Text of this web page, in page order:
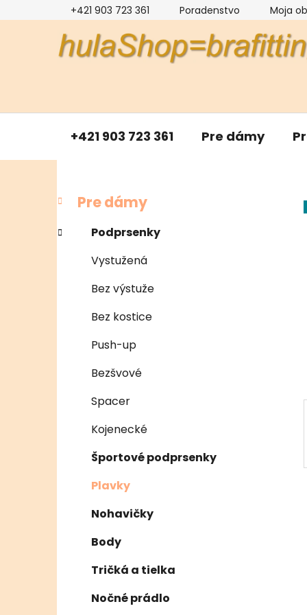
na
+421 903 723 361 Poradenstvo Moja
+421 903 723 361 Pre dámy
B
o
č
Preskočiť
kategórie
K
a
e
Pre dámy
Podprsenky
Vystužená
Bez výstuže
Bez kostice
Push-up
Bezšvové
Spacer
Kojenecké
Športové podprsenky
Plavky
Nohavičky
Body
Tričká a tielka
Nočné prádlo